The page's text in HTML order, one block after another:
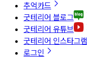
추억카드
굿테리어 블로그
굿테리어 유튜브
굿테리어 인스타그램
로그인